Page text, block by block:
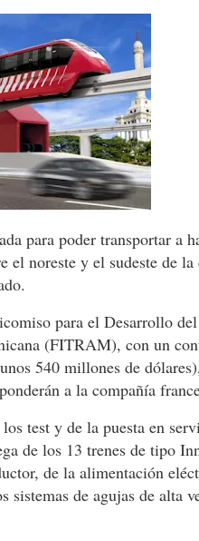
para poder transportar a
el noreste y el sudeste de la
para el Desarrollo
(FITRAM), con un
540 millones de
a la compañía
test y de la puesta en
de los 13 trenes de tipo
de la alimentación
sistemas de agujas de alta